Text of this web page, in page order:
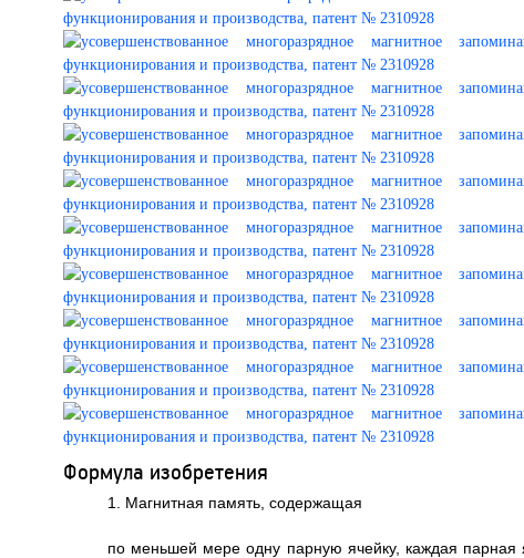
Формула изобретения
1. Магнитная память, содержащая
по меньшей мере одну парную ячейку, каждая